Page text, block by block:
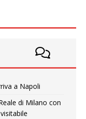
a Napoli
di Milano con